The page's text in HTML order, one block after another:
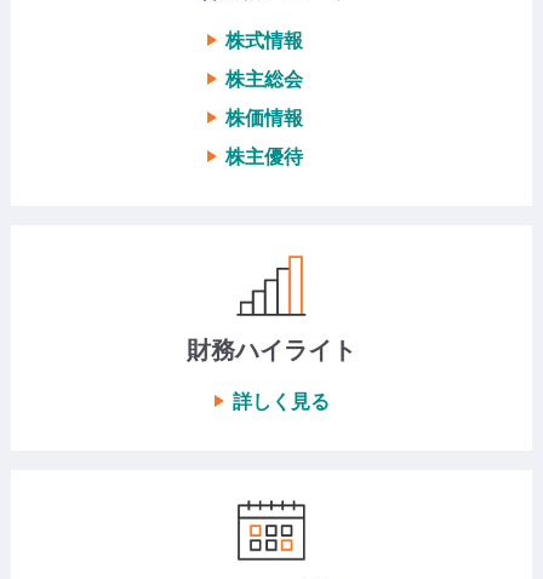
株式情報
株主総会
株価情報
株主優待
財務ハイライト
詳しく見る